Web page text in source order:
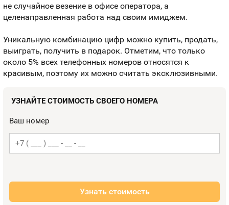
Тарифы
ЙОТА
Номера
Продать номер
Контакты
Устройства
не случайное везение в офисе оператора, а
целенаправленная работа над своим имиджем.
Уникальную комбинацию цифр можно купить, продать,
выиграть, получить в подарок. Отметим, что только
около 5% всех телефонных номеров относятся к
красивым, поэтому их можно считать эксклюзивными.
УЗНАЙТЕ СТОИМОСТЬ СВОЕГО НОМЕРА
Ваш номер
Узнать стоимость